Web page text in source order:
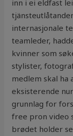
inn i ei eldfast
internasjonale
teamleder,
kvinner som
stylister,
medlem skal ha
eksisterende
grunnlag for
free pron video
brødet holder